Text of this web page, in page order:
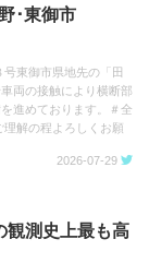
･‬東御市
号東御市県地先の「田
両の接触により横断部
進めております。＃全
解の程よろしくお願
2026-07-29
観測史上最も高